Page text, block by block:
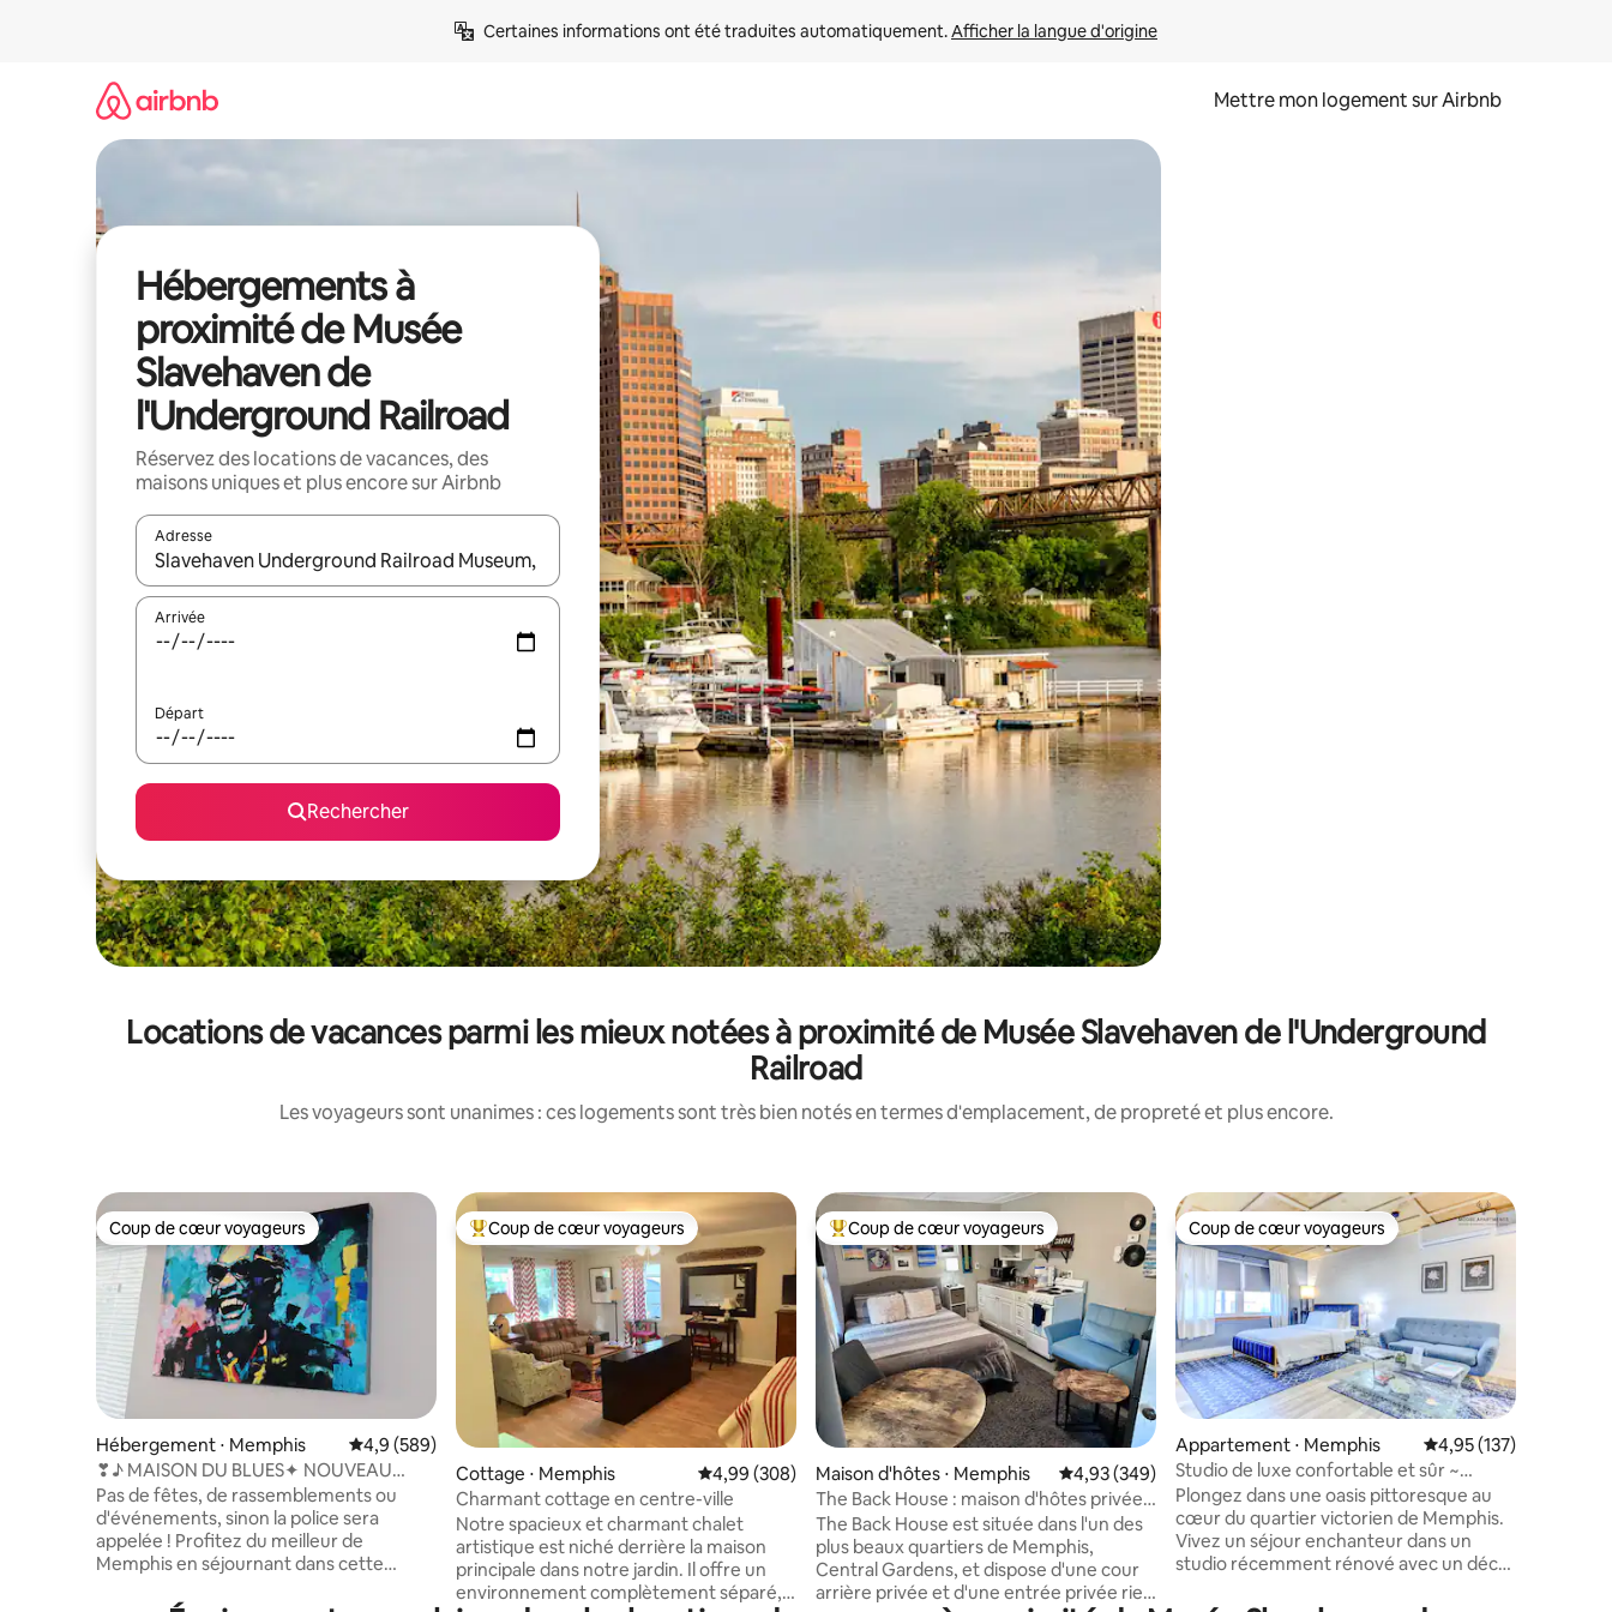
Certaines informations ont été traduites automatiquement. Afficher la langue d'origine
Mettre mon logement sur Airbnb
Hébergements à
proximité de Musée
Slavehaven de
l'Underground Railroad
Réservez des locations de vacances, des
maisons uniques et plus encore sur Airbnb
Adresse
Lorsque les résultats s'affichent, utilisez les flèches vers le haut et vers le bas pour les parcourir ou en appuyant et en faisant glisser.
Arrivée
Départ
Rechercher
Locations de vacances parmi les mieux notées à proximité de Musée Slavehaven de l'Underground
Railroad
Les voyageurs sont unanimes : ces logements sont très bien notés en termes d'emplacement, de propreté et plus encore.
Coup de cœur voyageurs
Coup de cœur voyageurs
Hébergement ⋅ Memphis Évaluation moyenne sur la base de 589 commentaires : 4,9 sur 5
4,9 (589)
❣♪ MAISON DU BLUES✦ NOUVEAU
RENO✦ byStJude✶ min2Beale ♪❣
Pas de fêtes, de rassemblements ou
d'événements, sinon la police sera
appelée ! Profitez du meilleur de
Memphis en séjournant dans cette
Coups de cœur voyageurs les plus appréciés
Coup de cœur voyageurs
Cottage ⋅ Memphis Évaluation moyenne sur la base de 308 commentaires : 4,99 sur 5
4,99 (308)
Charmant cottage en centre-ville
Notre spacieux et charmant chalet
artistique est niché derrière la maison
principale dans notre jardin. Il offre un
environnement complètement séparé,
Coups de cœur voyageurs les plus appréciés
Coup de cœur voyageurs
Maison d'hôtes ⋅ Memphis Évaluation moyenne sur la base de 349 commentaires : 4,93 sur 5
4,93 (349)
The Back House : maison d'hôtes privée
dans le centre-ville
The Back House est située dans l'un des
plus beaux quartiers de Memphis,
Central Gardens, et dispose d'une cour
arrière privée et d'une entrée privée rien
Coup de cœur voyageurs
Coup de cœur voyageurs
Appartement ⋅ Memphis Évaluation moyenne
4,95 (137)
Studio de luxe confortable et sûr ~
Parking GRATUIT et Wi-Fi
Plongez dans une oasis pittoresque au
cœur du quartier victorien de Memphis.
Vivez un séjour enchanteur dans un
studio récemment rénové avec un décor